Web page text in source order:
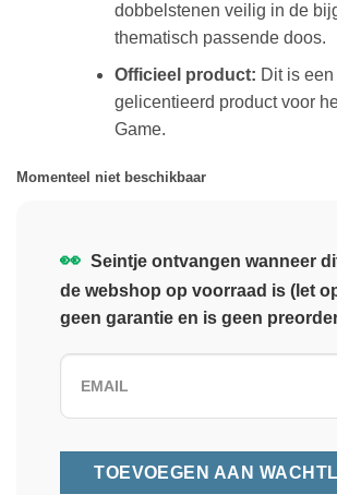
dobbelstenen veilig in de
thematisch passende doos.
Officieel product: Dit is een
gelicentieerd product voor
Game.
Momenteel niet beschikbaar
👀 Seintje ontvangen wanneer
de webshop op voorraad is (let
geen garantie en is geen